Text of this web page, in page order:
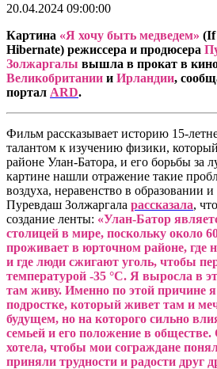
20.04.2024 09:00:00
Картина «Я хочу быть медведем» (If
Hibernate) режиссера и продюсера
Золжаргалы вышла в прокат в
Великобритании и Ирландии,
портал ARD.
Фильм рассказывает историю 15-
талантом к изучению физики,
районе Улан-Батора, и его борьбы за
картине нашли отражение такие
воздуха, неравенство в образовании
Пуревдаш Золжаргала рассказала,
создание ленты: «Улан-Батор
столицей в мире, поскольку около
проживает в юрточном районе, где
и где люди сжигают уголь, чтобы
температурой -35 °C. Я выросла в
там живу. Именно по этой причине
подростке, который живет там и
будущем, но на которого сильно
семьей и его положение в
хотела, чтобы мои сограждане
приняли трудности и радости друг